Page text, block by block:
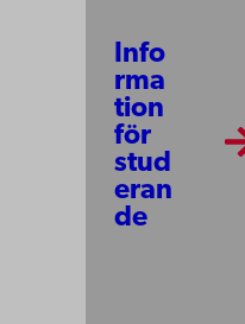
Info
rma
tion
för
stud
eran
de